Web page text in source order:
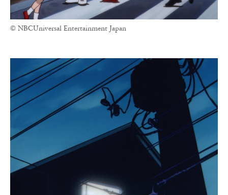
© NBCUniversal Entertainment Japan